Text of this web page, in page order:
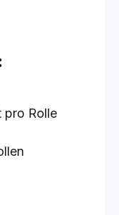
pro Rolle